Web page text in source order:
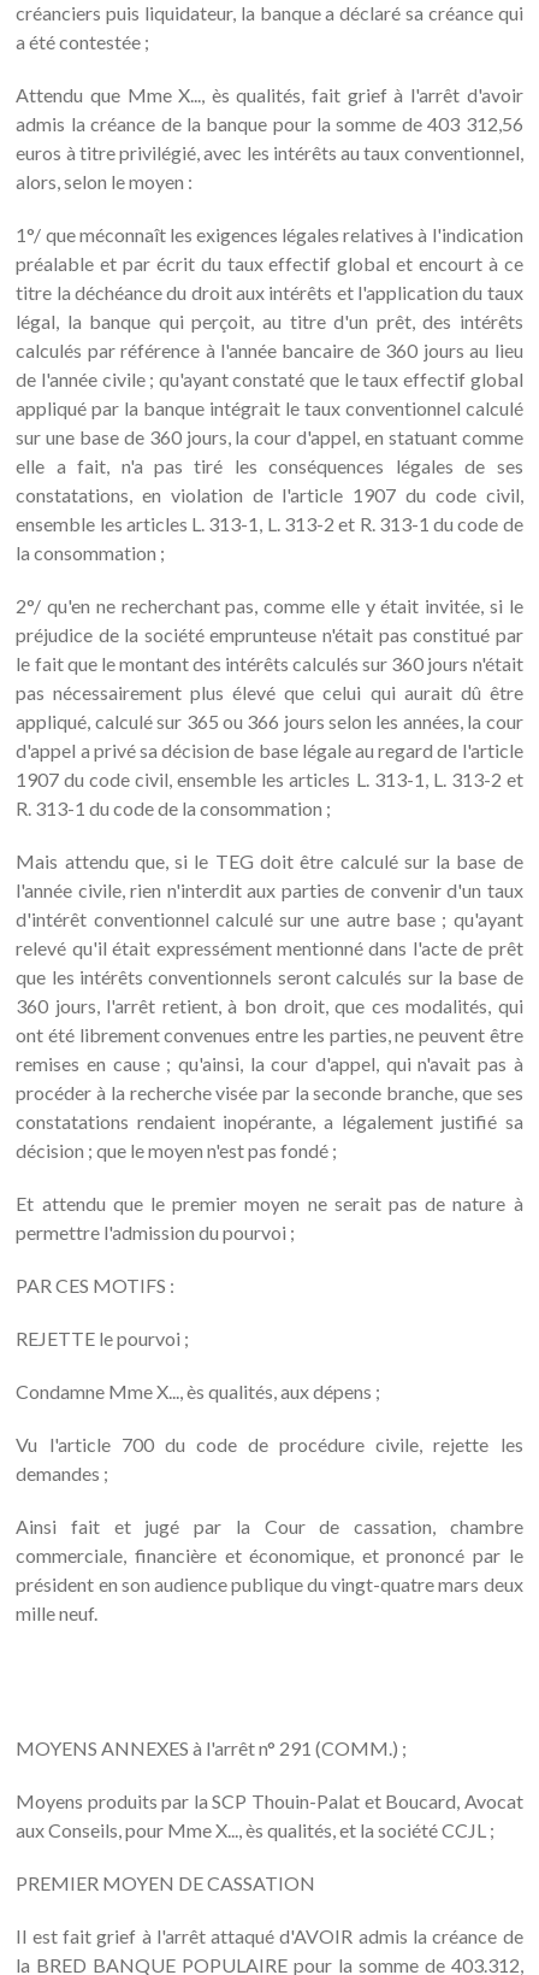
créanciers puis liquidateur, la banque a déclaré sa créance qui
a été contestée ;
Attendu que Mme X..., ès qualités, fait grief à l'arrêt d'avoir
admis la créance de la banque pour la somme de 403 312,56
euros à titre privilégié, avec les intérêts au taux conventionnel,
alors, selon le moyen :
1°/ que méconnaît les exigences légales relatives à l'indication
préalable et par écrit du taux effectif global et encourt à ce
titre la déchéance du droit aux intérêts et l'application du taux
légal, la banque qui perçoit, au titre d'un prêt, des intérêts
calculés par référence à l'année bancaire de 360 jours au lieu
de l'année civile ; qu'ayant constaté que le taux effectif global
appliqué par la banque intégrait le taux conventionnel calculé
sur une base de 360 jours, la cour d'appel, en statuant comme
elle a fait, n'a pas tiré les conséquences légales de ses
constatations, en violation de l'article 1907 du code civil,
ensemble les articles L. 313-1, L. 313-2 et R. 313-1 du code de
la consommation ;
2°/ qu'en ne recherchant pas, comme elle y était invitée, si le
préjudice de la société emprunteuse n'était pas constitué par
le fait que le montant des intérêts calculés sur 360 jours n'était
pas nécessairement plus élevé que celui qui aurait dû être
appliqué, calculé sur 365 ou 366 jours selon les années, la cour
d'appel a privé sa décision de base légale au regard de l'article
1907 du code civil, ensemble les articles L. 313-1, L. 313-2 et
R. 313-1 du code de la consommation ;
Mais attendu que, si le TEG doit être calculé sur la base de
l'année civile, rien n'interdit aux parties de convenir d'un taux
d'intérêt conventionnel calculé sur une autre base ; qu'ayant
relevé qu'il était expressément mentionné dans l'acte de prêt
que les intérêts conventionnels seront calculés sur la base de
360 jours, l'arrêt retient, à bon droit, que ces modalités, qui
ont été librement convenues entre les parties, ne peuvent être
remises en cause ; qu'ainsi, la cour d'appel, qui n'avait pas à
procéder à la recherche visée par la seconde branche, que ses
constatations rendaient inopérante, a légalement justifié sa
décision ; que le moyen n'est pas fondé ;
Et attendu que le premier moyen ne serait pas de nature à
permettre l'admission du pourvoi ;
PAR CES MOTIFS :
REJETTE le pourvoi ;
Condamne Mme X..., ès qualités, aux dépens ;
Vu l'article 700 du code de procédure civile, rejette les
demandes ;
Ainsi fait et jugé par la Cour de cassation, chambre
commerciale, financière et économique, et prononcé par le
président en son audience publique du vingt-quatre mars deux
mille neuf.
MOYENS ANNEXES à l'arrêt n° 291 (COMM.) ;
Moyens produits par la SCP Thouin-Palat et Boucard, Avocat
aux Conseils, pour Mme X..., ès qualités, et la société CCJL ;
PREMIER MOYEN DE CASSATION
Il est fait grief à l'arrêt attaqué d'AVOIR admis la créance de
la BRED BANQUE POPULAIRE pour la somme de 403.312,